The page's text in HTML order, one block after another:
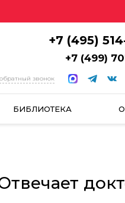
+7 (495)
+7 (499)
обратный звонок
БИБЛИОТЕКА